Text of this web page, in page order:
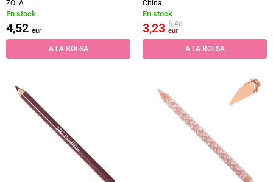
ZOLA
En stock
4,52 eur
A LA BOLSA
China
En stock
3,23 6,46
eur
A LA BOLSA